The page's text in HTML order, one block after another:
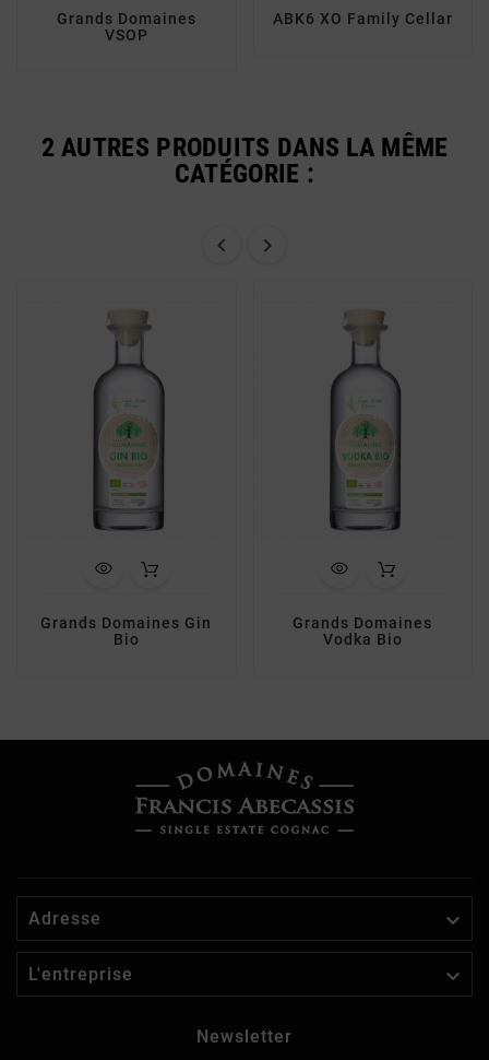
Grands Domaines
VSOP
ABK6 XO Family Cellar
2 AUTRES PRODUITS DANS LA MÊME
CATÉGORIE :
 
Grands Domaines Gin
Bio
Grands Domaines
Vodka Bio
Adresse 
L'entreprise 
Newsletter